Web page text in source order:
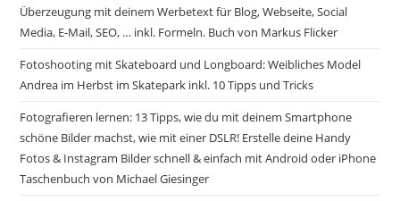
Überzeugung mit deinem Werbetext für Blog, Webseite, Social
Media, E-Mail, SEO, … inkl. Formeln. Buch von Markus Flicker
Fotoshooting mit Skateboard und Longboard: Weibliches Model
Andrea im Herbst im Skatepark inkl. 10 Tipps und Tricks
Fotografieren lernen: 13 Tipps, wie du mit deinem Smartphone
schöne Bilder machst, wie mit einer DSLR! Erstelle deine Handy
Fotos & Instagram Bilder schnell & einfach mit Android oder iPhone
Taschenbuch von Michael Giesinger